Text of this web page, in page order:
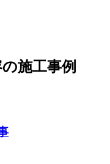
施工事例